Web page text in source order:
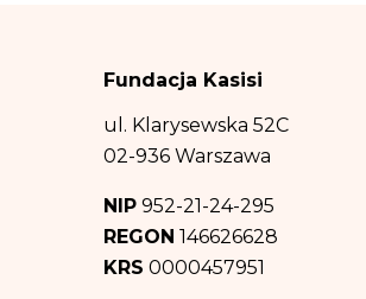
Fundacja Kasisi
ul. Klarysewska 52C
02-936 Warszawa
NIP 952-21-24-295
REGON 146626628
KRS 0000457951